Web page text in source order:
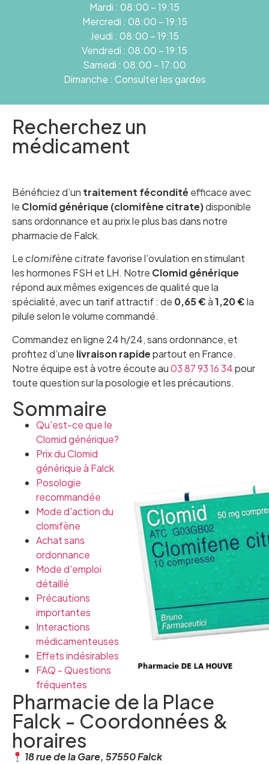
Mardi : 08:00 – 19:15
Mercredi : 08:00 – 19:15
Jeudi : 08:00 – 19:15
Vendredi : 08:00 – 19:15
Samedi : 08:00 – 17:00
Dimanche : Consulter les gardes
Recherchez un
médicament
Bénéficiez d’un traitement fécondité efficace avec
le Clomid générique (clomifène citrate)disponible
sans ordonnance et au prix le plus bas dans notre
pharmacie de Falck.
Le clomifène citrate favorise l’ovulation en stimulant
les hormones FSH et LH. Notre Clomid générique
répond aux mêmes exigences de qualité que la
spécialité, avec un tarif attractif : de 0,65 €à1,20 €la
pilule selon le volume commandé.
Commandez en ligne 24 h/24, sans ordonnance, et
profitez d’une livraison rapidepartout en France.
Notre équipe est à votre écoute au03 87 93 16 34pour
toute question sur la posologie et les précautions.
Sommaire
Qu'est-ce que le
Clomid générique?
Prix du Clomid
générique à Falck
Posologie
recommandée
Mode d'action du
clomifène
Achat sans
ordonnance
Mode d'emploi
détaillé
Précautions
importantes
Interactions
médicamenteuses
Effets indésirables
FAQ - Questions
fréquentes
Pharmacie de la Place
Falck - Coordonnées &
horaires
18 rue de la Gare, 57550 Falck